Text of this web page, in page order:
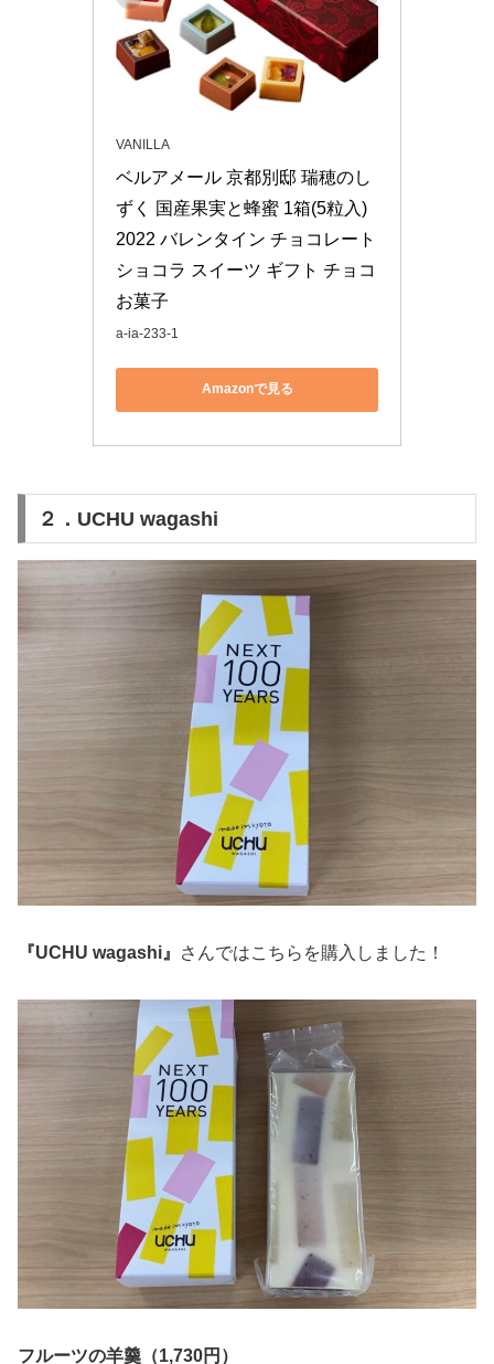
VANILLA
ベルアメール 京都別邸 瑞穂のし
ずく 国産果実と蜂蜜 1箱(5粒入)
2022 バレンタイン チョコレート
ショコラ スイーツ ギフト チョコ
お菓子
a-ia-233-1
Amazonで見る
２．UCHU wagashi
『UCHU wagashi』 さんではこちらを購入しました！
フルーツの羊羹（1,730円）